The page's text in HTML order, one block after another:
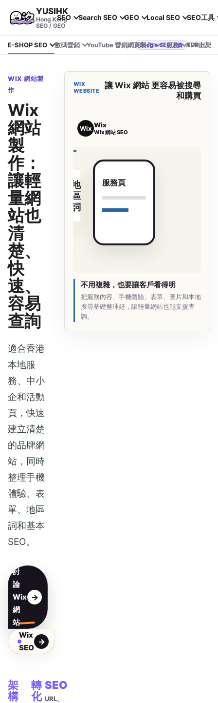
YUSIHK
Hong Kong
SEO / GEO
SEO Search SEO GEO Local SEO SEO工具
E-SHOP SEO 數碼營銷 YouTube 營銷網頁製作 IT服務 APP上架
Google SEO 大會 YUSIHK 近期參加 Google Search Central Live
WIX 網站製
作
Wix
網站
製
作：
讓輕
量網
站也
清
楚、
快
速、
容易
查詢
適合香港
本地服
務、中小
企和活動
頁，快速
建立清楚
的品牌網
站，同時
整理手機
體驗、表
單、地區
詞和基本
SEO。
討
論
Wix
網
站
Wix
SEO
架
構
轉
化
SEO
URL、
WIX
WEBSITE
讓 Wix 網站 更容易被搜尋
和購買
Wix Wix
Wix 網站 SEO
服務頁
地
區
詞
不用複雜，也要讓客戶看得明
把服務內容、手機體驗、表單、圖片和本地
搜尋基礎整理好，讓輕量網站也能支援查
詢。